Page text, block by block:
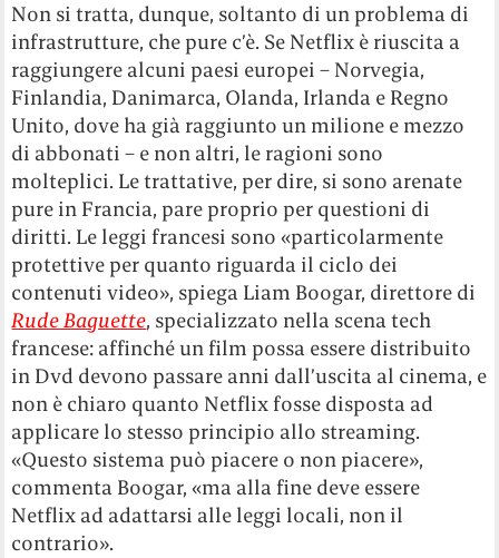
Non si tratta, dunque, soltanto di un problema di
infrastrutture, che pure c’è. Se Netflix è riuscita a
raggiungere alcuni paesi europei – Norvegia,
Finlandia, Danimarca, Olanda, Irlanda e Regno
Unito, dove ha già raggiunto un milione e mezzo
di abbonati – e non altri, le ragioni sono
molteplici. Le trattative, per dire, si sono arenate
pure in Francia, pare proprio per questioni di
diritti. Le leggi francesi sono «particolarmente
protettive per quanto riguarda il ciclo dei
contenuti video», spiega Liam Boogar, direttore di
Rude Baguette, specializzato nella scena tech
francese: affinché un film possa essere distribuito
in Dvd devono passare anni dall’uscita al cinema, e
non è chiaro quanto Netflix fosse disposta ad
applicare lo stesso principio allo streaming.
«Questo sistema può piacere o non piacere»,
commenta Boogar, «ma alla fine deve essere
Netflix ad adattarsi alle leggi locali, non il
contrario».